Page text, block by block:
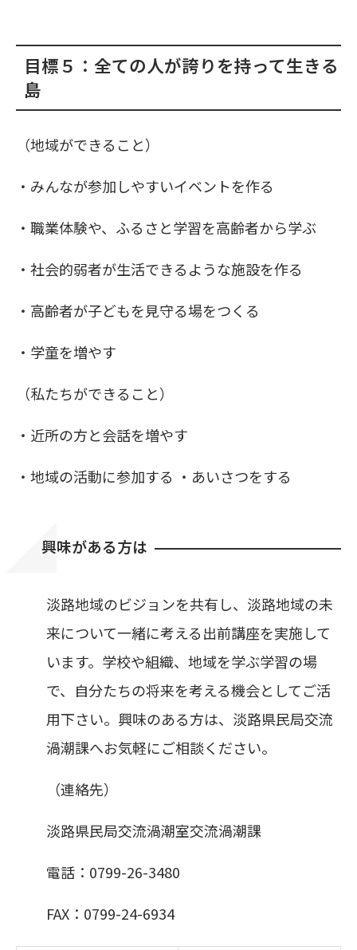
目標５：全ての人が誇りを持って生きる
島
（地域ができること）
・みんなが参加しやすいイベントを作る
・職業体験や、ふるさと学習を高齢者から学ぶ
・社会的弱者が生活できるような施設を作る
・高齢者が子どもを見守る場をつくる
・学童を増やす
（私たちができること）
・近所の方と会話を増やす
・地域の活動に参加する ・あいさつをする
興味がある方は
淡路地域のビジョンを共有し、淡路地域の未
来について一緒に考える出前講座を実施して
います。学校や組織、地域を学ぶ学習の場
で、自分たちの将来を考える機会としてご活
用下さい。興味のある方は、淡路県民局交流
渦潮課へお気軽にご相談ください。
（連絡先）
淡路県民局交流渦潮室交流渦潮課
電話：0799-26-3480
FAX：0799-24-6934